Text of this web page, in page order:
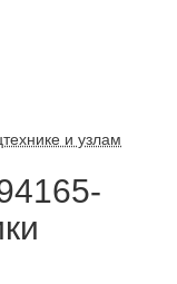
и узлам